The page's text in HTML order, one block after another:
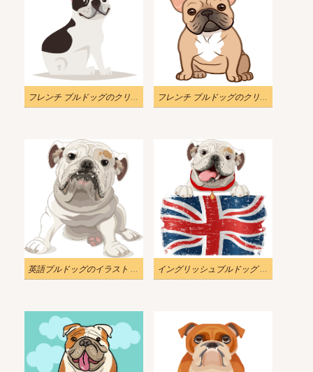
フレンチ ブルドッグのクリップアート画像をイラストします。 フレンチ ブルドッグのクリップアート画像を示します
英語ブルドッグのイラスト png イメージ イングリッシュブルドッグ イラスト 無料画像